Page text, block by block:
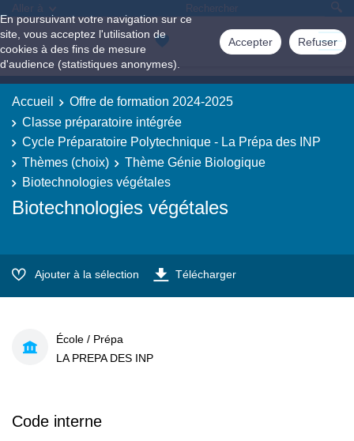
En poursuivant votre navigation sur ce
site, vous acceptez l'utilisation de
cookies à des fins de mesure
d'audience (statistiques anonymes).
Accepter Refuser
Aller à
Accueil
Offre de formation 2024-2025
Classe préparatoire intégrée
Cycle Préparatoire Polytechnique - La Prépa des INP
Thèmes (choix)
Thème Génie Biologique
Biotechnologies végétales
Biotechnologies végétales
Ajouter à la sélection Télécharger
École / Prépa
LA PREPA DES INP
Code interne